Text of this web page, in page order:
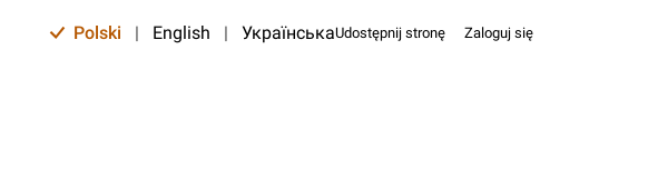
Polski | English | УкраїнськаUdostępnij stronę Zaloguj się